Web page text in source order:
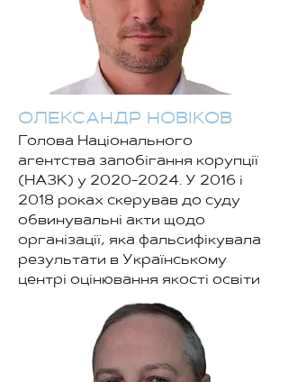
ОЛЕКСАНДР НОВІКОВ
Голова Національного
агентства запобігання корупції
(НАЗК) у 2020-2024. У 2016 і
2018 роках скерував до суду
обвинувальні акти щодо
організації, яка фальсифікувала
результати в Українському
центрі оцінювання якості освіти